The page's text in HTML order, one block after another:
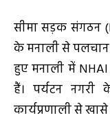
सीमा सड़क संगठन
के मनाली से पलचान
हुए मनाली में
हैं। पर्यटन
कार्यप्रणाली से खासे